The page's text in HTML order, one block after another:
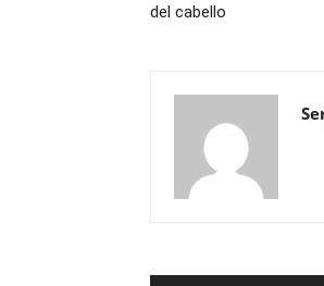
del cabello